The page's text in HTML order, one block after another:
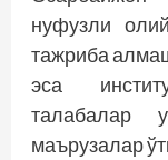
нуфузли
тажриба
эса
талабалар
маърузалар